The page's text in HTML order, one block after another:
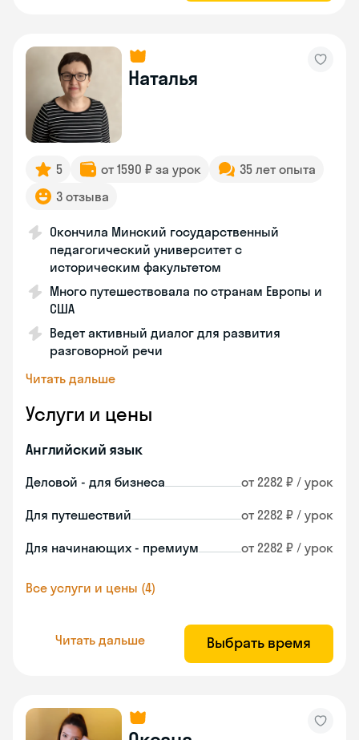
Наталья
5 от 1590 ₽ за урок
35 лет опыта
3 отзыва
Окончила Минский государственный
педагогический университет с
историческим факультетом
Много путешествовала по странам Европы и
США
Ведет активный диалог для развития
разговорной речи
Читать дальше
Услуги и цены
Английский язык
Деловой - для бизнеса от 2282 ₽ / урок
Для путешествий от 2282 ₽ / урок
Для начинающих - премиум от 2282 ₽ / урок
Все услуги и цены (4)
Читать дальше Выбрать время